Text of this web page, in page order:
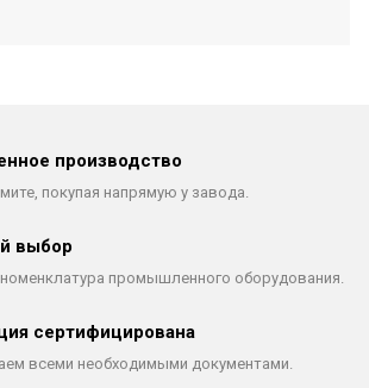
производство
покупая напрямую у завода.
выбор
промышленного оборудования.
сертифицирована
всеми необходимыми документами.